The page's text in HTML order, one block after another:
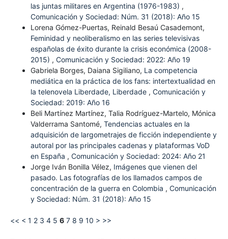
las juntas militares en Argentina (1976-1983) ,
Comunicación y Sociedad: Núm. 31 (2018): Año 15
Lorena Gómez-Puertas, Reinald Besaú Casademont,
Feminidad y neoliberalismo en las series televisivas
españolas de éxito durante la crisis económica (2008-
2015) , Comunicación y Sociedad: 2022: Año 19
Gabriela Borges, Daiana Sigiliano, La competencia
mediática en la práctica de los fans: intertextualidad en
la telenovela Liberdade, Liberdade , Comunicación y
Sociedad: 2019: Año 16
Beli Martínez Martínez, Talia Rodríguez-Martelo, Mónica
Valderrama Santomé, Tendencias actuales en la
adquisición de largometrajes de ficción independiente y
autoral por las principales cadenas y plataformas VoD
en España , Comunicación y Sociedad: 2024: Año 21
Jorge Iván Bonilla Vélez, Imágenes que vienen del
pasado. Las fotografías de los llamados campos de
concentración de la guerra en Colombia , Comunicación
y Sociedad: Núm. 31 (2018): Año 15
<< < 1 2 3 4 5 6 7 8 9 10 > >>